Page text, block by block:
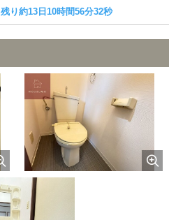
残り約13日10時間56分31秒